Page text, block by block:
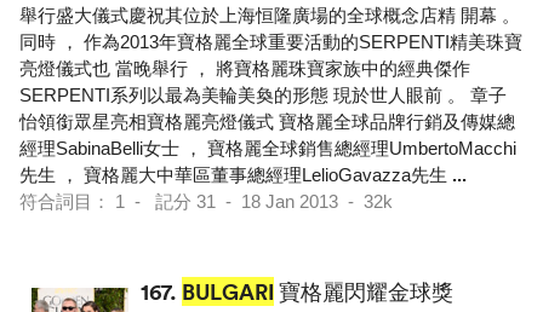
舉行盛大儀式慶祝其位於上海恒隆廣場的全球概念店精 開幕 。
同時 ， 作為2013年寶格麗全球重要活動的SERPENTI精美珠寶
亮燈儀式也 當晚舉行 ， 將寶格麗珠寶家族中的經典傑作
SERPENTI系列以最為美輪美奐的形態 現於世人眼前 。 章子
怡領銜眾星亮相寶格麗亮燈儀式 寶格麗全球品牌行銷及傳媒總
經理SabinaBelli女士 ， 寶格麗全球銷售總經理UmbertoMacchi
先生 ， 寶格麗大中華區董事總經理LelioGavazza先生 ...
符合詞目： 1 - 記分 31 - 18 Jan 2013 - 32k
167. BULGARI 寶格麗閃耀金球獎